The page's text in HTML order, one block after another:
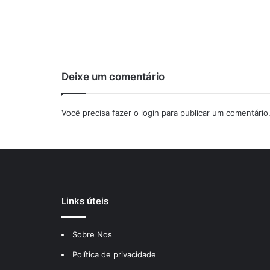
Deixe um comentário
Você precisa fazer o login para publicar um comentário.
Links úteis
Sobre Nos
Política de privacidade